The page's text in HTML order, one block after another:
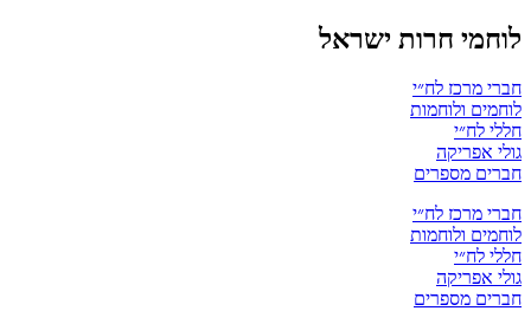
לוחמי חרות ישראל
חברי מרכז לח״י
לוחמים ולוחמות
חללי לח״י
גולי אפריקה
חברים מספרים
חברי מרכז לח״י
לוחמים ולוחמות
חללי לח״י
גולי אפריקה
חברים מספרים